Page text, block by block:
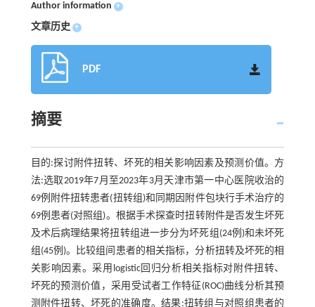
Author information +
文章历史 +
PDF
摘要
目的:探讨附件扭转、坏死的相关影响因素及预测价值。方
法:选取2019年7月至2023年3月天津市第一中心医院收治的
69例附件扭转患者(扭转组)和同期因附件包块行手术治疗的
69例患者(对照组)。根据手术探查时扭转附件是否发生坏死
及术后病理结果将扭转组进一步分为坏死组(24例)和未坏死
组(45例)。比较组间患者的相关指标，分析扭转及坏死的相
关影响因素。采用logistic回归分析相关指标对附件扭转、
坏死的预测价值，采用受试者工作特征(ROC)曲线分析其预
测附件扭转、坏死的准确度。结果:扭转组与对照组患者的